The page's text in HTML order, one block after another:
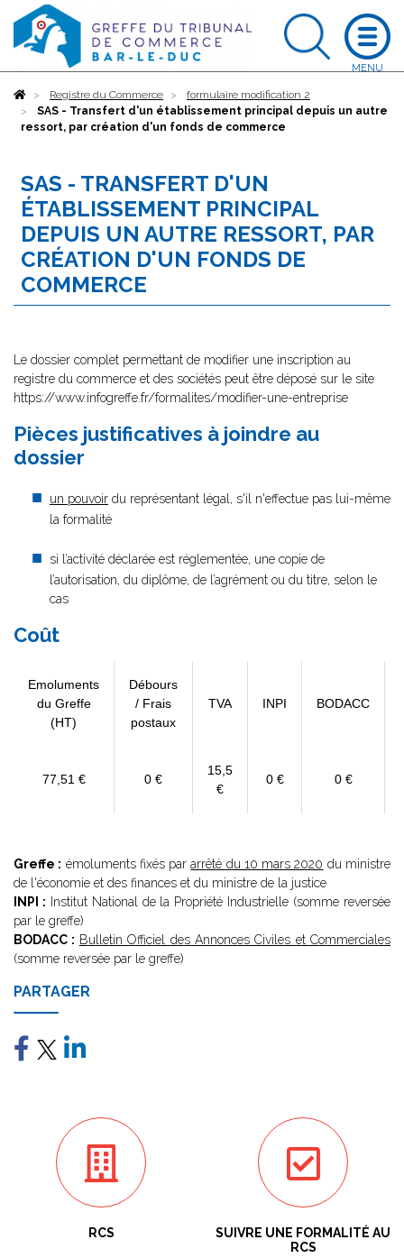
AccueilRegistre du Commerce
formulaire modification 2
SAS - Transfert d'un établissement principal depuis un autre
ressort, par création d'un fonds de commerce
SAS - TRANSFERT D'UN
ÉTABLISSEMENT PRINCIPAL
DEPUIS UN AUTRE RESSORT, PAR
CRÉATION D'UN FONDS DE
COMMERCE
Le dossier complet permettant de modifier une inscription au
registre du commerce et des sociétés peut être déposé sur le site
https://www.infogreffe.fr/formalites/modifier-une-entreprise
Pièces justificatives à joindre au
dossier
un pouvoir du représentant légal, s'il n'effectue pas lui-même
la formalité
si l’activité déclarée est réglementée, une copie de
l’autorisation, du diplôme, de l’agrément ou du titre, selon le
cas
Coût
Emoluments
du Greffe
(HT)
Débours
/ Frais
postaux
TVA INPI BODACC
77,51 € 0 €
15,5
€
0 € 0 €
Greffe : émoluments fixés pararrêté du 10 mars 2020 du ministre
de l'économie et des finances et du ministre de la justice
INPI : Institut National de la Propriété Industrielle (somme reversée
par le greffe)
BODACC : Bulletin Officiel des Annonces Civiles et Commerciales
(somme reversée par le greffe)
PARTAGER
RCS
SUIVRE UNE FORMALITÉ AU
RCS